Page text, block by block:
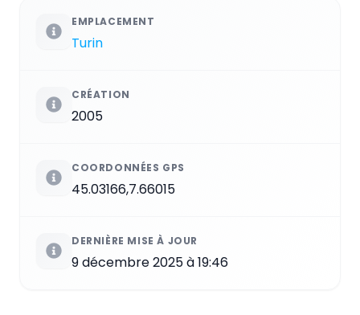
EMPLACEMENT
Turin
CRÉATION
2005
COORDONNÉES GPS
45.03166,7.66015
DERNIÈRE MISE À JOUR
9 décembre 2025 à 19:46